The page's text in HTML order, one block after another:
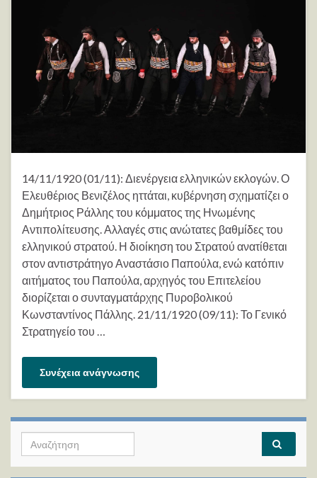
14/11/1920 (01/11): Διενέργεια ελληνικών εκλογών. Ο
Ελευθέριος Βενιζέλος ηττάται, κυβέρνηση σχηματίζει ο
Δημήτριος Ράλλης του κόμματος της Ηνωμένης
Αντιπολίτευσης. Αλλαγές στις ανώτατες βαθμίδες του
ελληνικού στρατού. Η διοίκηση του Στρατού ανατίθεται
στον αντιστράτηγο Αναστάσιο Παπούλα, ενώ κατόπιν
αιτήματος του Παπούλα, αρχηγός του Επιτελείου
διορίζεται ο συνταγματάρχης Πυροβολικού
Κωνσταντίνος Πάλλης. 21/11/1920 (09/11): Το Γενικό
Στρατηγείο του …
Συνέχεια ανάγνωσης
Search for: